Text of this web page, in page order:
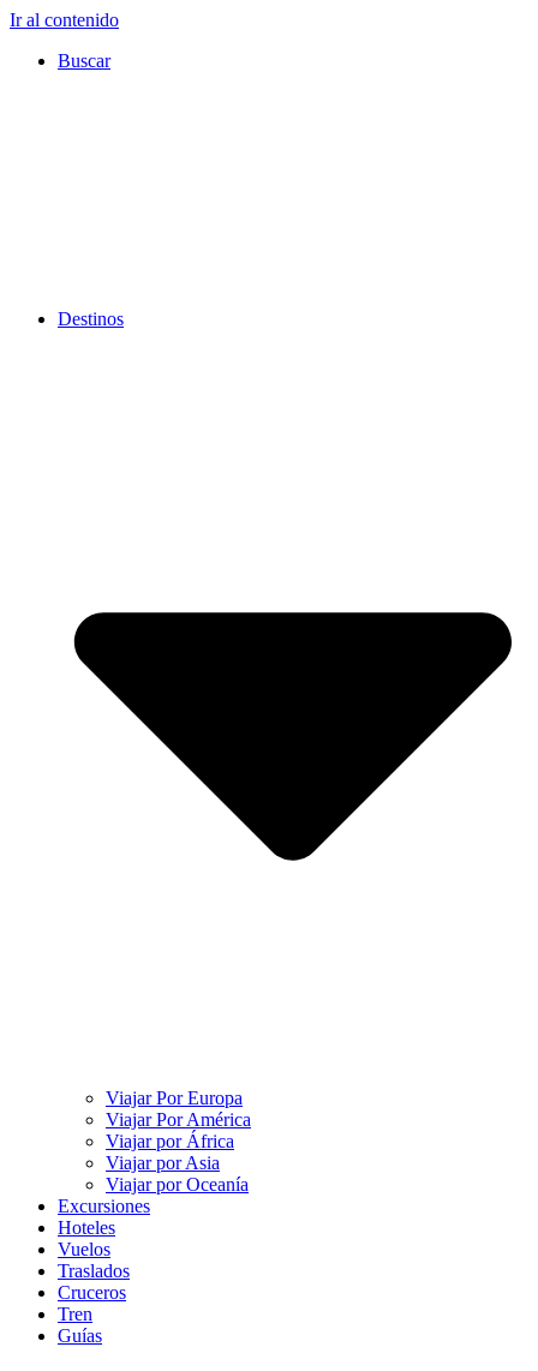
Ir al contenido
Buscar
Destinos
Viajar Por Europa
Viajar Por América
Viajar por África
Viajar por Asia
Viajar por Oceanía
Excursiones
Hoteles
Vuelos
Traslados
Cruceros
Tren
Guías